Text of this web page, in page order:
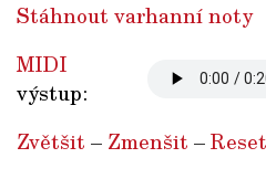
Stáhnout varhanní noty
MIDI
výstup:
Zvětšit – Zmenšit –